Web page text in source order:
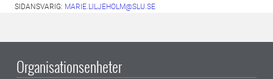
SIDANSVARIG: MARIE.LILJEHOLM@SLU.SE
Organisationsenheter